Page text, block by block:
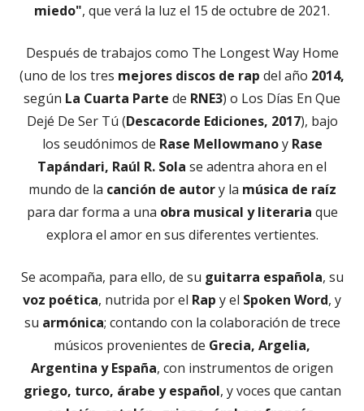
miedo", que verá la luz el 15 de octubre de 2021.
Después de trabajos como The Longest Way Home
(uno de los tres mejores discos de rap del año 2014,
según La Cuarta Parte de RNE3) o Los Días En Que
Dejé De Ser Tú (Descacorde Ediciones, 2017), bajo
los seudónimos de Rase Mellowmanoy Rase
Tapándari, Raúl R. Sola se adentra ahora en el
mundo de la canción de autory la música de raíz
para dar forma a una obra musical y literaria que
explora el amor en sus diferentes vertientes.
Se acompaña, para ello, de su guitarra española, su
voz poética, nutrida por el Rap y el Spoken Word, y
su armónica; contando con la colaboración de trece
músicos provenientes de Grecia, Argelia,
Argentina y España, con instrumentos de origen
griego, turco, árabe y español, y voces que cantan